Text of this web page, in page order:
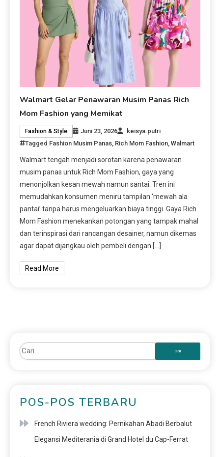
Walmart Gelar Penawaran Musim Panas Rich
Mom Fashion yang Memikat
Fashion & Style Juni 23, 2026
keisya.putri
Tagged Fashion Musim Panas Rich Mom Fashion ,Walmart
Walmart tengah menjadi sorotan karena penawaran
musim panas untuk Rich Mom Fashion, gaya yang
menonjolkan kesan mewah namun santai. Tren ini
memudahkan konsumen meniru tampilan ‘mewah ala
pantai’ tanpa harus mengeluarkan biaya tinggi. Gaya Rich
Mom Fashion menekankan potongan yang tampak mahal
dan terinspirasi dari rancangan desainer, namun dikemas
agar dapat dijangkau oleh pembeli dengan […]
Read More
POS-POS TERBARU
French Riviera wedding: Pernikahan Abadi Berbalut
Elegansi Mediterania di Grand Hotel du Cap-Ferrat